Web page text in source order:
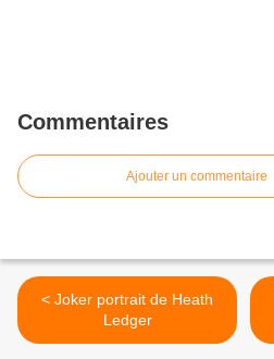
Commentaires
Ajouter un commentaire
< Joker portrait de Heath
Ledger